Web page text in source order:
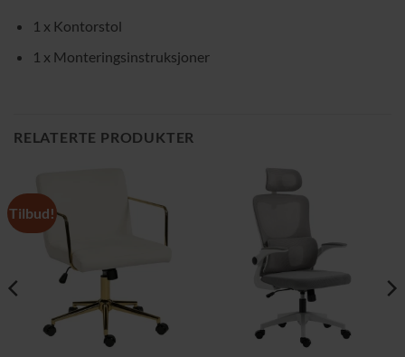
1 x Kontorstol
1 x Monteringsinstruksjoner
RELATERTE PRODUKTER
Tilbud!